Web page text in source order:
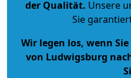
der Qualität. Unsere
Sie
Wir legen los, wenn
von Ludwigsburg